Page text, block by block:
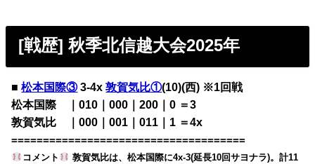
[戦歴] 秋季北信越大会2025年
■松本国際③3-4x敦賀気比①(10)(西) ※1回戦
松本国際 ｜010｜000｜200｜0 ＝3
敦賀気比 ｜000｜001｜011｜1 ＝4x
=====================================
コメント
敦賀気比は、松本国際に4x-3(延長10回サヨナラ)。計11